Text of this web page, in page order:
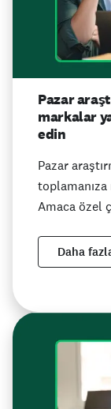
Pazar
markalar
edin
Pazar
toplamanıza
Amaca özel
Daha